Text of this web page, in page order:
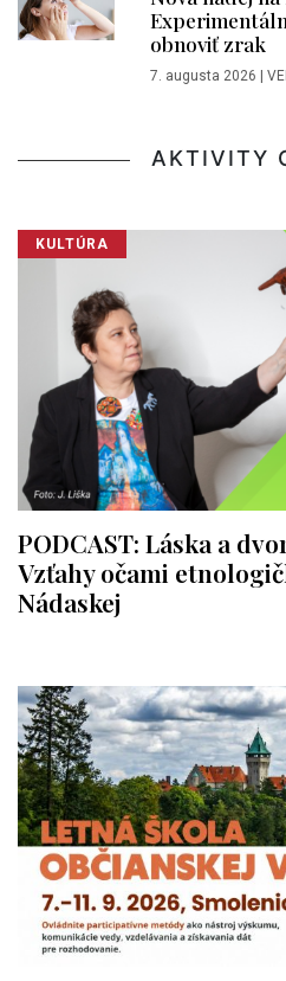
obnoviť zrak
7. augusta 2026
AKTIVITY
KULTÚRA
PODCAST: Láska a
Vzťahy očami
Nádaskej